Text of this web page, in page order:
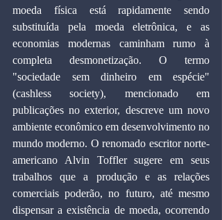
moeda física está rapidamente sendo
substituída pela moeda eletrônica, e as
economias modernas caminham rumo à
completa desmonetização. O termo
"sociedade sem dinheiro em espécie"
(cashless society), mencionado em
publicações no exterior, descreve um novo
ambiente econômico em desenvolvimento no
mundo moderno. O renomado escritor norte-
americano Alvin Toffler sugere em seus
trabalhos que a produção e as relações
comerciais poderão, no futuro, até mesmo
dispensar a existência de moeda, ocorrendo